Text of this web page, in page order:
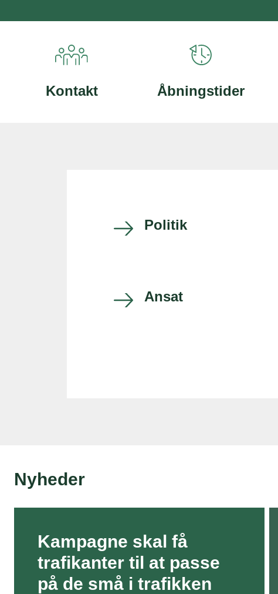
Kontakt Åbningstider
Politik
Ansat
Nyheder
Kampagne skal få
trafikanter til at passe
på de små i trafikken